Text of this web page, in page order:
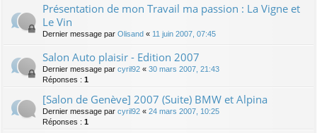
Présentation de mon Travail ma passion : La Vigne et
Le Vin
Dernier message par Olisand « 11 juin 2007, 07:45
Salon Auto plaisir - Edition 2007
Dernier message par cyril92 « 30 mars 2007, 21:43
Réponses : 1
[Salon de Genève] 2007 (Suite) BMW et Alpina
Dernier message par cyril92 « 24 mars 2007, 10:25
Réponses : 1